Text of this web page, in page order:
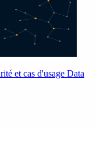
et cas d'usage Data